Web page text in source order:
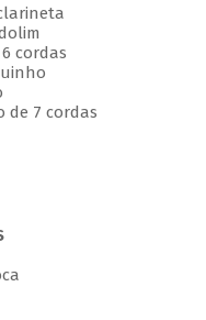
cordas
de 7 cordas